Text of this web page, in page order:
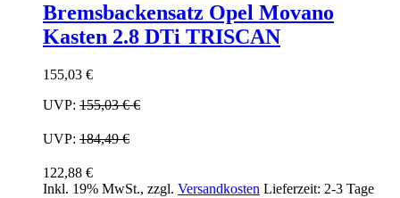
Bremsbackensatz Opel Movano
Kasten 2.8 DTi TRISCAN
155,03 €
UVP: 155,03 €€
UVP: 184,49 €
122,88 €
Inkl. 19% MwSt., zzgl. Versandkosten Lieferzeit: 2-3 Tage